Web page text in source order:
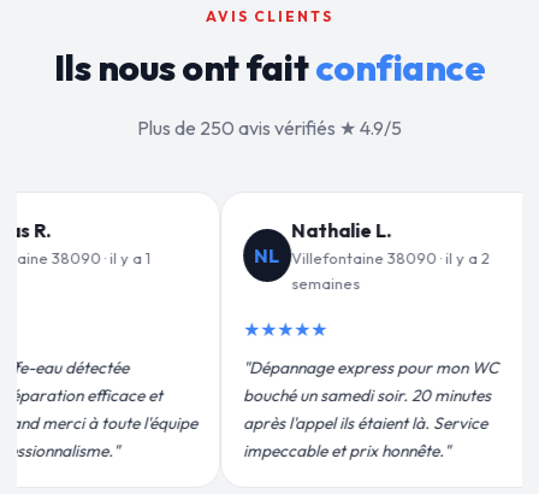
AVIS CLIENTS
Ils nous ont faitconfiance
Plus de 250 avis vérifiés ★ 4.9/5
· il y a 2
mon WC
minutes
Service
Jean-François C.
Villefontaine 38090 · il y a 3
semaines
"Remplacement de mon chauffe-eau en
moins de 2h. Équipe très pro, devis
conforme, chantier propre. Je
recommande vivement."
pour